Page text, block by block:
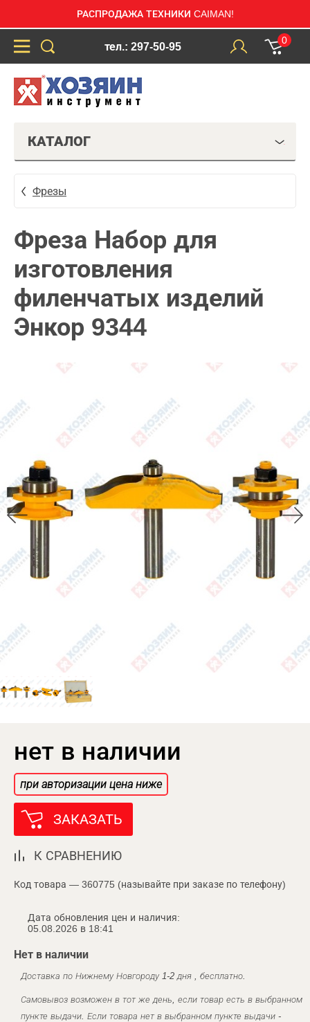
РАСПРОДАЖА ТЕХНИКИ CAIMAN!
тел.: 297-50-95
0
КАТАЛОГ
Фрезы
Фреза Набор для
изготовления
филенчатых изделий
Энкор 9344
нет в наличии
при авторизации цена ниже
ЗАКАЗАТЬ
К СРАВНЕНИЮ
Код товара — 360775 (называйте при заказе по телефону)
Дата обновления цен и наличия:
05.08.2026 в 18:41
Нет в наличии
Доставка по Нижнему Новгороду 1-2 дня , бесплатно.
Самовывоз возможен в тот же день, если товар есть в выбранном
пункте выдачи. Если товара нет в выбранном пункте выдачи -